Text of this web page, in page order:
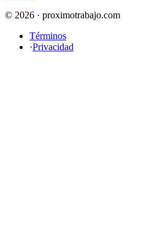
© 2026 · proximotrabajo.com
Términos
·Privacidad